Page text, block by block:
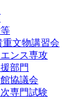
重文物講習会
ンス専攻
部門
協議会
専門試験